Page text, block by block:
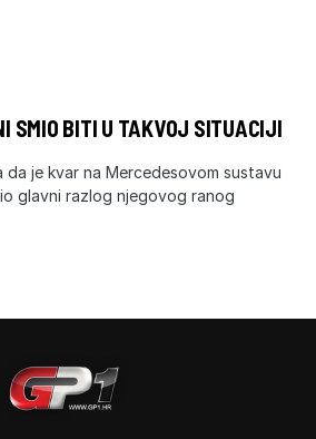
SMIO BITI U TAKVOJ SITUACIJI
da je kvar na Mercedesovom sustavu
glavni razlog njegovog ranog